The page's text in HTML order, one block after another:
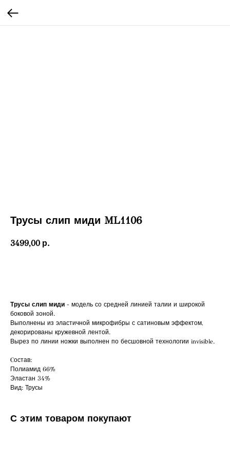
Трусы слип миди ML1106
3499,00 р.
Трусы слип миди - модель со средней линией талии и широкой
боковой зоной.
Выполнены из эластичной микрофибры с сатиновым эффектом,
декорированы кружевной лентой.
Вырез по линии ножки выполнен по бесшовной технологии invisible.
Cостав:
Полиамид 66%
Эластан 34%
Вид: Трусы
С этим товаром покупают